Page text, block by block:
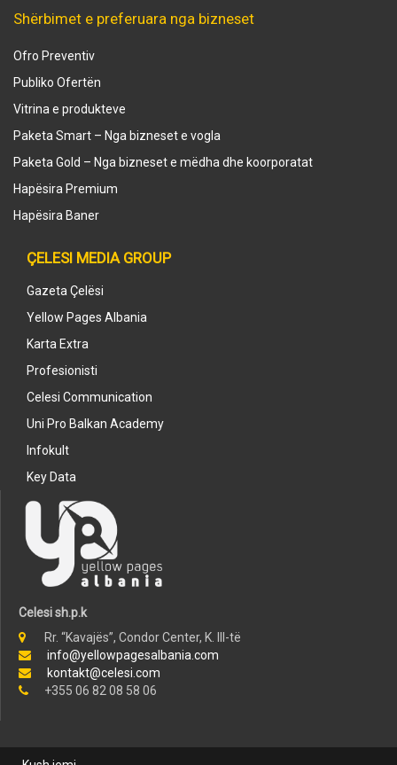
Shërbimet e preferuara nga bizneset
Ofro Preventiv
Publiko Ofertën
Vitrina e produkteve
Paketa Smart – Nga bizneset e vogla
Paketa Gold – Nga bizneset e mëdha dhe koorporatat
Hapësira Premium
Hapësira Baner
ÇELESI MEDIA GROUP
Gazeta Çelësi
Yellow Pages Albania
Karta Extra
Profesionisti
Celesi Communication
Uni Pro Balkan Academy
Infokult
Key Data
Celesi sh.p.k
Rr. “Kavajës”, Condor Center, K. III-të
info@yellowpagesalbania.com
kontakt@celesi.com
+355 06 82 08 58 06